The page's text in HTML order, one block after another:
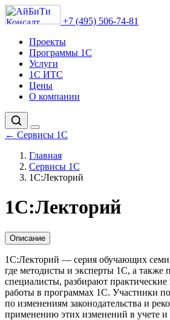
+7 (495) 506-74-81
Проекты
Программы 1С
Услуги
1С ИТС
Цены
О компании
← Сервисы 1С
Главная
Сервисы 1С
1С:Лекторий
1С:Лекторий
Описание
1С:Лекторий — серия обучающих
где методисты и эксперты 1С, а также
специалисты, разбирают
работы в программах 1С. Участники
по изменениям законодательства и
применению этих изменений в учете и